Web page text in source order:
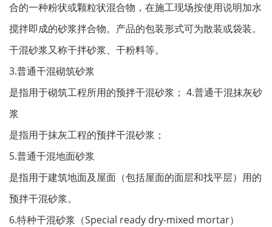
合的一种粉状或颗粒状混合物，在施工现场按使用说明加水
搅拌即成的砂浆拌合物。产品的包装形式可为散装或袋装。
干混砂浆又称干拌砂浆、干粉料等。
3.普通干混砌筑砂浆
是指用于砌筑工程所用的预拌干混砂浆； 4.普通干混抹灰砂
浆
是指用于抹灰工程的预拌干混砂浆；
5.普通干混地面砂浆
是指用于建筑地面及屋面（包括屋面的面层和找平层）用的
预拌干混砂浆。
6.特种干混砂浆（Special ready dry-mixed mortar）